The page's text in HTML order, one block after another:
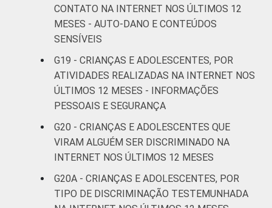
CONTATO NA INTERNET NOS ÚLTIMOS 12
MESES - AUTO-DANO E CONTEÚDOS
SENSÍVEIS
G19 - CRIANÇAS E ADOLESCENTES, POR
ATIVIDADES REALIZADAS NA INTERNET NOS
ÚLTIMOS 12 MESES - INFORMAÇÕES
PESSOAIS E SEGURANÇA
G20 - CRIANÇAS E ADOLESCENTES QUE
VIRAM ALGUÉM SER DISCRIMINADO NA
INTERNET NOS ÚLTIMOS 12 MESES
G20A - CRIANÇAS E ADOLESCENTES, POR
TIPO DE DISCRIMINAÇÃO TESTEMUNHADA